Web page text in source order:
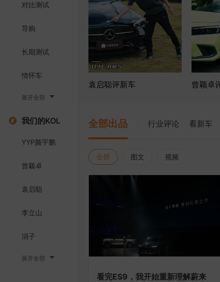
对比测试
导购
长期测试
情怀车
展开全部
我们的KOL
YYP颜宇鹏
曾颖卓
袁启聪
李立山
涓子
展开全部
袁启聪评新车 曾颖卓
全部出品 行业评论 看新车
全部 图文 视频
看完ES9，我开始重新理解蔚来